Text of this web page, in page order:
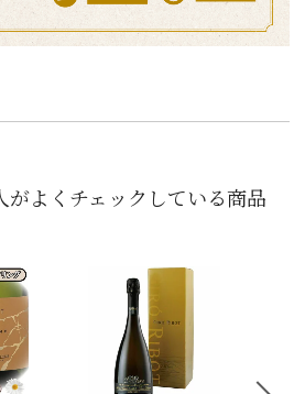
がよくチェックしている商品